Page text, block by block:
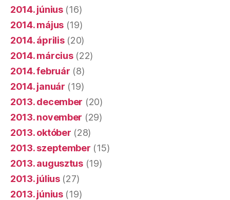
2014. június(16)
2014. május (19)
2014. április(20)
2014. március(22)
2014. február (8)
2014. január (19)
2013. december (20)
2013. november (29)
2013. október (28)
2013. szeptember (15)
2013. augusztus(19)
2013. július(27)
2013. június(19)